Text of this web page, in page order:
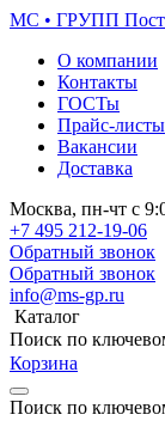
МС • ГРУПП
О компании
Контакты
ГОСТы
Прайс-листы
Вакансии
Доставка
Москва, пн-чт с
+7 495 212-19-06
Обратный звонок
Обратный звонок
info@ms-gp.ru
Каталог
Поиск по
Корзина
Поиск по